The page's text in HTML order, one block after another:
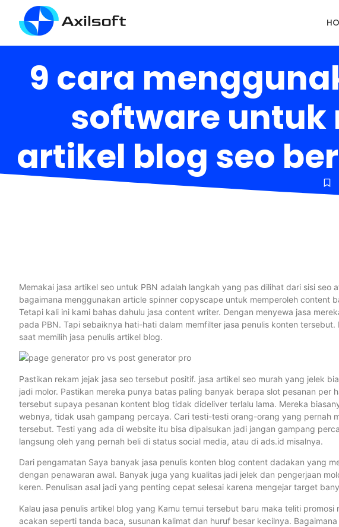
9 cara
software
artikel blog seo
Memakai jasa artikel seo untuk PBN adalah langkah yang pas dilihat dari sisi seo
bagaimana menggunakan article spinner copyscape untuk memperoleh content
Tetapi kali ini kami bahas dahulu jasa content writer. Dengan menyewa jasa
pada PBN. Tapi sebaiknya hati-hati dalam memfilter jasa penulis konten
saat memilih jasa penulis artikel blog.
Pastikan rekam jejak jasa seo tersebut positif. jasa artikel seo murah yang jelek
jadi molor. Pastikan mereka punya batas paling banyak berapa slot pesanan per
tersebut supaya pesanan kontent blog tidak dideliver terlalu lama. Mereka
webnya, tidak usah gampang percaya. Cari testi-testi orang-orang yang pernah
tersebut. Testi yang ada di website itu bisa dipalsukan jadi jangan gampang
langsung oleh yang pernah beli di status social media, atau di ads.id misalnya.
Dari pengamatan Saya banyak jasa penulis konten blog content dadakan yang
dengan penawaran awal. Banyak juga yang kualitas jadi jelek dan pengerjaan
keren. Penulisan asal jadi yang penting cepat selesai karena mengejar target
Kalau jasa penulis artikel blog yang Kamu temui tersebut baru maka teliti
acakan seperti tanda baca, susunan kalimat dan huruf besar kecilnya.